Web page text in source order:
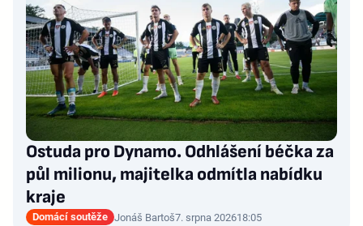
Ostuda pro Dynamo. Odhlášení béčka za
půl milionu, majitelka odmítla nabídku
kraje
Domácí soutěže Jonáš Bartoš7. srpna 202618:05